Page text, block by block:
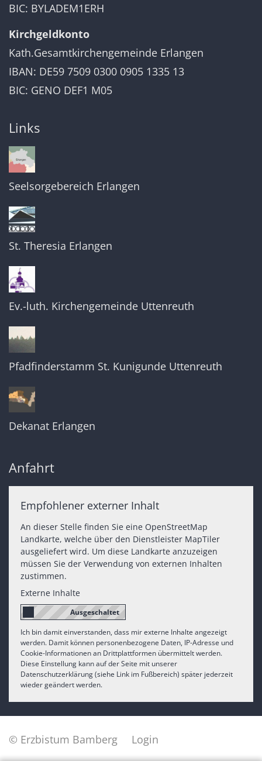
BIC: BYLADEM1ERH
Kirchgeldkonto
Kath.Gesamtkirchengemeinde Erlangen
IBAN: DE59 7509 0300 0905 1335 13
BIC: GENO DEF1 M05
Links
Seelsorgebereich Erlangen
St. Theresia Erlangen
Ev.-luth. Kirchengemeinde Uttenreuth
Pfadfinderstamm St. Kunigunde Uttenreuth
Dekanat Erlangen
Anfahrt
Empfohlener externer Inhalt
An dieser Stelle finden Sie eine OpenStreetMap
Landkarte, welche über den Dienstleister MapTiler
ausgeliefert wird. Um diese Landkarte anzuzeigen
müssen Sie der Verwendung von externen Inhalten
zustimmen.
Externe Inhalte
Ich bin damit einverstanden, dass mir externe Inhalte angezeigt
werden. Damit können personenbezogene Daten, IP-Adresse und
Cookie-Informationen an Drittplattformen übermittelt werden.
Diese Einstellung kann auf der Seite mit unserer
Datenschutzerklärung (siehe Link im Fußbereich) später jederzeit
wieder geändert werden.
© Erzbistum Bamberg Login